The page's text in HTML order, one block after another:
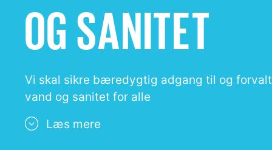
OG SANITET
Vi skal sikre bæredygtig adgang til og
vand og sanitet for alle
Læs mere